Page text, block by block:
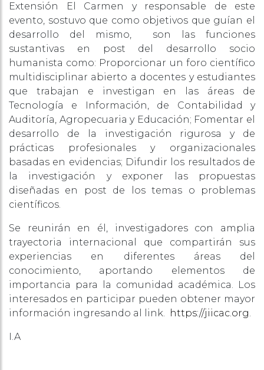
Extensión El Carmen y responsable de este
evento, sostuvo que como objetivos que guían el
desarrollo del mismo, son las funciones
sustantivas en post del desarrollo socio
humanista como: Proporcionar un foro científico
multidisciplinar abierto a docentes y estudiantes
que trabajan e investigan en las áreas de
Tecnología e Información, de Contabilidad y
Auditoría, Agropecuaria y Educación; Fomentar el
desarrollo de la investigación rigurosa y de
prácticas profesionales y organizacionales
basadas en evidencias; Difundir los resultados de
la investigación y exponer las propuestas
diseñadas en post de los temas o problemas
científicos.
Se reunirán en él, investigadores con amplia
trayectoria internacional que compartirán sus
experiencias en diferentes áreas del
conocimiento, aportando elementos de
importancia para la comunidad académica. Los
interesados en participar pueden obtener mayor
información ingresando al link. https://jiicac.org.
I.A